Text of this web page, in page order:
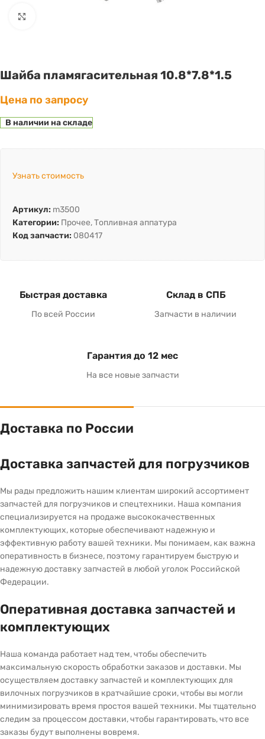
Шайба пламягасительная 10.8*7.8*1.5
Цена по запросу
В наличии на складе
Узнать стоимость
Артикул: m3500
Категории: Прочее,Топливная аппатура
Код запчасти: 080417
Быстрая доставка
По всей России
Склад в СПБ
Запчасти в наличии
Гарантия до 12 мес
На все новые запчасти
Доставка по России
Доставка запчастей для погрузчиков
Мы рады предложить нашим клиентам широкий ассортимент
запчастей для погрузчиков и спецтехники. Наша компания
специализируется на продаже высококачественных
комплектующих, которые обеспечивают надежную и
эффективную работу вашей техники. Мы понимаем, как важна
оперативность в бизнесе, поэтому гарантируем быструю и
надежную доставку запчастей в любой уголок Российской
Федерации.
Оперативная доставка запчастей и
комплектующих
Наша команда работает над тем, чтобы обеспечить
максимальную скорость обработки заказов и доставки. Мы
осуществляем доставку запчастей и комплектующих для
вилочных погрузчиков в кратчайшие сроки, чтобы вы могли
минимизировать время простоя вашей техники. Мы тщательно
следим за процессом доставки, чтобы гарантировать, что все
заказы будут выполнены вовремя.